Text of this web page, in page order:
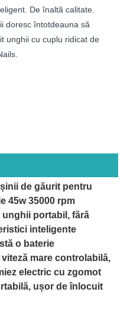
De înaltă calitate.
doresc întotdeauna să
unghii cu cuplu ridicat de
de găurit pentru
45w 35000 rpm
portabil, fără
inteligente
o baterie
mare controlabilă,
electric cu zgomot
ușor de înlocuit